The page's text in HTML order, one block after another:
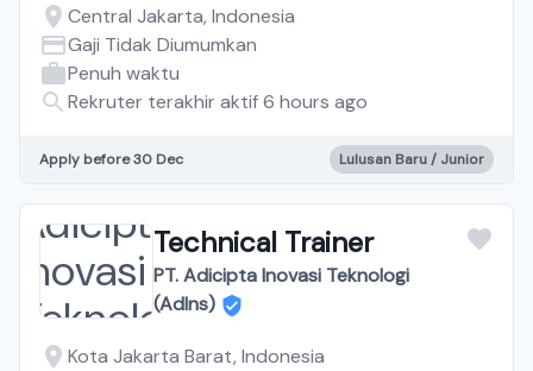
Central Jakarta, Indonesia
Gaji Tidak Diumumkan
Penuh waktu
Rekruter terakhir aktif 6 hours ago
Apply before 30 Dec Lulusan Baru / Junior
Technical Trainer
PT. Adicipta Inovasi Teknologi
(AdIns)
Kota Jakarta Barat, Indonesia